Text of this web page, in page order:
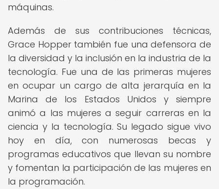
máquinas.
Además de sus contribuciones técnicas,
Grace Hopper también fue una defensora de
la diversidad y la inclusión en la industria de la
tecnología. Fue una de las primeras mujeres
en ocupar un cargo de alta jerarquía en la
Marina de los Estados Unidos y siempre
animó a las mujeres a seguir carreras en la
ciencia y la tecnología. Su legado sigue vivo
hoy en día, con numerosas becas y
programas educativos que llevan su nombre
y fomentan la participación de las mujeres en
la programación.